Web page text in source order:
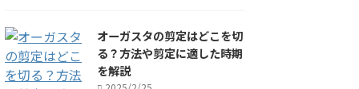
オーガスタの剪定はどこを切
る？方法や剪定に適した時期
を解説